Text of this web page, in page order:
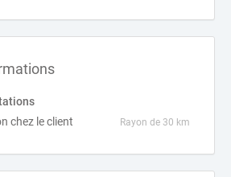
chez le client
Rayon de 30 km